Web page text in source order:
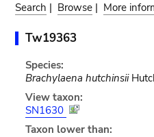
Search | Browse | More
Tw19363
Species:
Brachylaena hutchinsii
View taxon:
SN1630
Taxon lower than: